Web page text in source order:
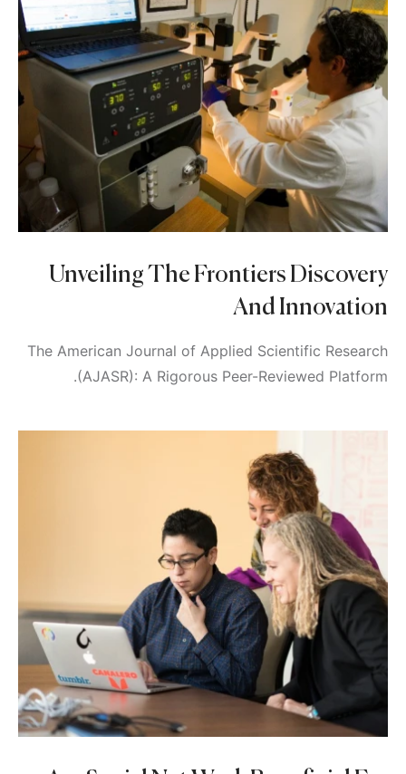
Unveiling The Frontiers Discovery
And Innovation
The American Journal of Applied Scientific Research
(AJASR): A Rigorous Peer-Reviewed Platform.